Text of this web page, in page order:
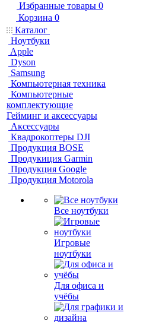
Избранные товары 0
Корзина 0
Каталог
Ноутбуки
Apple
Dyson
Samsung
Компьютерная техника
Компьютерные
комплектующие
Гейминг и аксессуары
Аксессуары
Квадрокоптеры DJI
Продукция BOSE
Продукиция Garmin
Продукция Google
Продукция Motorola
Все ноутбуки
Игровые
ноутбуки
Для офиса и
учёбы